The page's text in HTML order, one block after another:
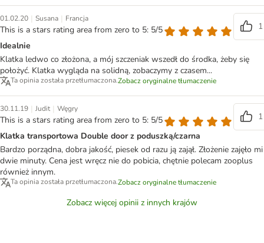
01.02.20 | Susana | Francja
This is a stars rating area from zero to 5: 5/5
1
Idealnie
Klatka ledwo co złożona, a mój szczeniak wszedł do środka, żeby się
położyć. Klatka wygląda na solidną, zobaczymy z czasem...
Ta opinia została przetłumaczona.Zobacz oryginalne tłumaczenie
30.11.19 | Judit | Węgry
This is a stars rating area from zero to 5: 5/5
1
Klatka transportowa Double door z poduszką/czarna
Bardzo porządna, dobra jakość, piesek od razu ją zajął. Złożenie zajęło mi
dwie minuty. Cena jest wręcz nie do pobicia, chętnie polecam zooplus
również innym.
Ta opinia została przetłumaczona.Zobacz oryginalne tłumaczenie
Zobacz więcej opinii z innych krajów